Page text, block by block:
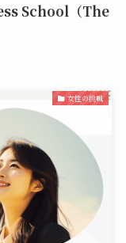
School（The
女性の挑戦